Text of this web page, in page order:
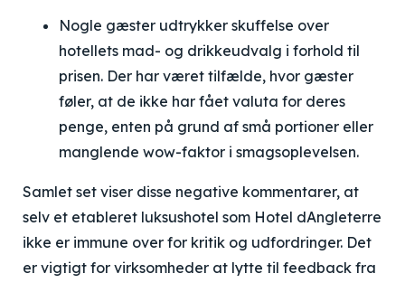
Nogle gæster udtrykker skuffelse over
hotellets mad- og drikkeudvalg i forhold til
prisen. Der har været tilfælde, hvor gæster
føler, at de ikke har fået valuta for deres
penge, enten på grund af små portioner eller
manglende wow-faktor i smagsoplevelsen.
Samlet set viser disse negative kommentarer, at
selv et etableret luksushotel som Hotel dAngleterre
ikke er immune over for kritik og udfordringer. Det
er vigtigt for virksomheder at lytte til feedback fra